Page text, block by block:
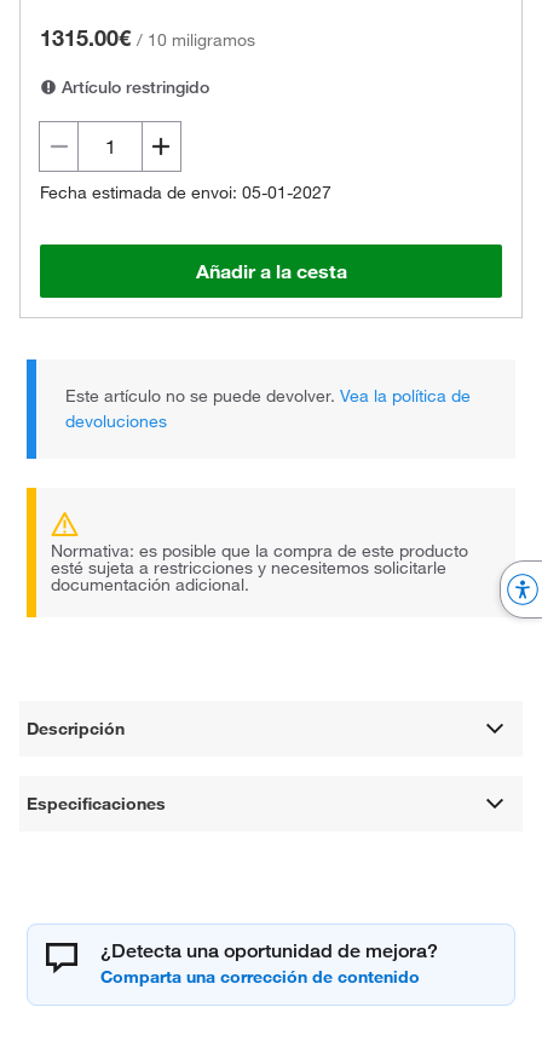
1315.00€ / 10 miligramos
Artículo restringido
Fecha estimada de envoi: 05-01-2027
Añadir a la cesta
Este artículo no se puede devolver.Vea la política de
devoluciones
Normativa: es posible que la compra de este producto
esté sujeta a restricciones y necesitemos solicitarle
documentación adicional.
Descripción
Especificaciones
¿Detecta una oportunidad de mejora?